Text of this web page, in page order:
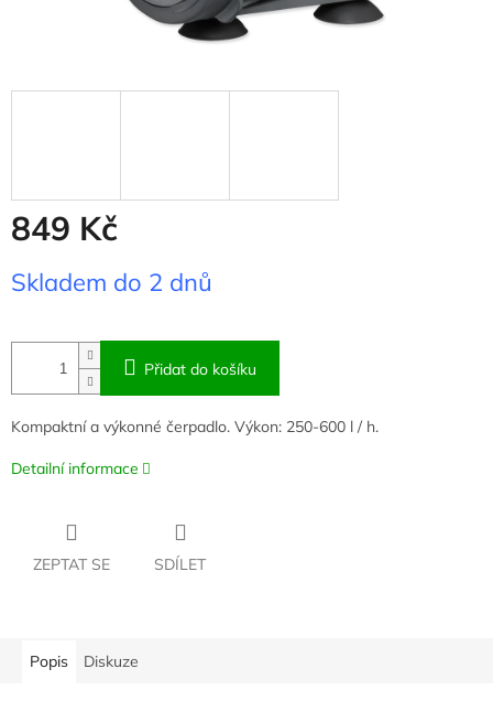
849 Kč
cena:
Skladem do 2 dnů
Přidat do košíku
Kompaktní a výkonné čerpadlo. Výkon: 250-600 l / h.
Detailní informace
ZEPTAT SE SDÍLET
Popis Diskuze